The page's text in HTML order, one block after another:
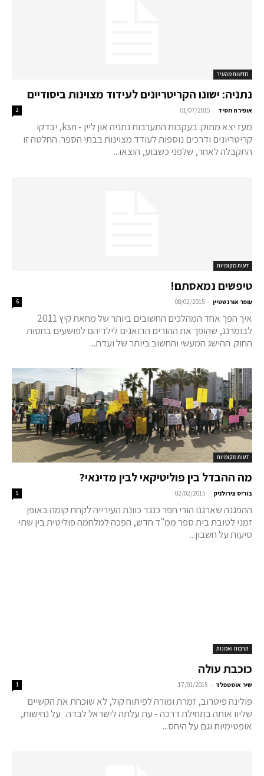
חדשות מהעיר
נתניה: ישונו הקריטריונים לעידוד מצוינות ביסודיים
אופירה חסיד -
01/07/2015
2
מעז יצא מתוק: בעקבות התערבות נתניה און ליין - ksn, יבדקו
קריטריונים ודרכים נוספות לעודד מצוינות בבתי הספר. החלטה זו
התקבלה לאחר, שלפני כשבוע, הוצאו...
דעות מקומיות
טיפשים נמאסתם!
עופר אורנשטיין -
08/02/2015
6
איך הפך אחד המהלכים החשובים ביותר של מחאת קיץ 2011
לבומרנג, שהופך את ההורים הדואגים לילדיהם לפושעים בחסות
החוק. ההישג המעשי והחשוב ביותר של ועדת...
דעות מקומיות
מה ההבדל בין פוליטיקאי לבין מדינאי?
בוריס צירולניק -
02/02/2015
5
ההפגנה שארגנו הורי חפר כנגד כוונת העירייה לקחת קומה באופן
זמני לטובת בית ספר ממ"ד חדש, הפכה למלחמה פוליטית בין שתי
סיעות על חשבון...
תרבות ואמנות
כוכבת עולה
שיר אוסטפלד -
17/01/2015
1
פולינה פיטרוב, זמרת ומורה לפיתוח קול, לא שוכחת את הקשיים
שליוו אותה בתחילת דרכה - עת עלתה לישראל לבדה. על נחישות,
אופטימיות וגם על היחס...